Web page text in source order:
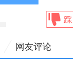
网友评论